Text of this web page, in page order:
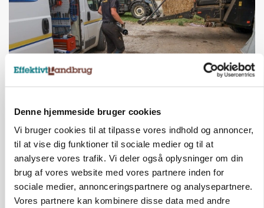
Denne hjemmeside bruger cookies
Vi bruger cookies til at tilpasse vores indhold og annoncer,
til at vise dig funktioner til sociale medier og til at
analysere vores trafik. Vi deler også oplysninger om din
brug af vores website med vores partnere inden for
sociale medier, annonceringspartnere og analysepartnere.
Vores partnere kan kombinere disse data med andre
På døgnvagt i høsten
Annonce
Loading...